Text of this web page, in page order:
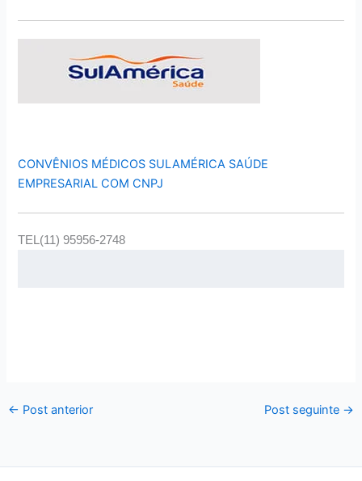
CONVÊNIOS MÉDICOS SULAMÉRICA SAÚDE
EMPRESARIAL COM CNPJ
TEL(11) 95956-2748
← Post anterior Post seguinte →